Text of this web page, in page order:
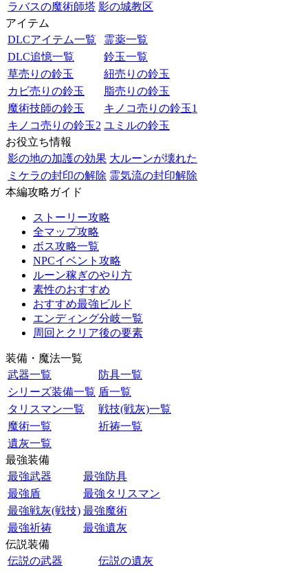
ラバスの魔術師塔 影の城教区
アイテム
DLCアイテム一覧
霊薬一覧
DLC追憶一覧
鈴玉一覧
草売りの鈴玉
紐売りの鈴玉
カビ売りの鈴玉
脂売りの鈴玉
魔術技師の鈴玉
キノコ売りの鈴玉1
キノコ売りの鈴玉2 ユミルの鈴玉
お役立ち情報
影の地の加護の効果 大ルーンが壊れた
ミケラの封印の解除 霊気流の封印解除
本編攻略ガイド
ストーリー攻略
全マップ攻略
ボス攻略一覧
NPCイベント攻略
ルーン稼ぎのやり方
素性のおすすめ
おすすめ最強ビルド
エンディング分岐一覧
周回とクリア後の要素
装備・魔法一覧
武器一覧
防具一覧
シリーズ装備一覧 盾一覧
タリスマン一覧
戦技(戦灰)一覧
魔術一覧
祈祷一覧
遺灰一覧
最強装備
最強武器
最強防具
最強盾
最強タリスマン
最強戦灰(戦技) 最強魔術
最強祈祷
最強遺灰
伝説装備
伝説の武器
伝説の遺灰